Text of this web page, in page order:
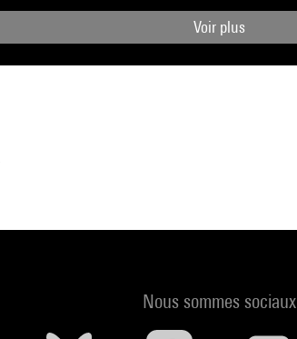
Voir plus
Nous sommes sociaux